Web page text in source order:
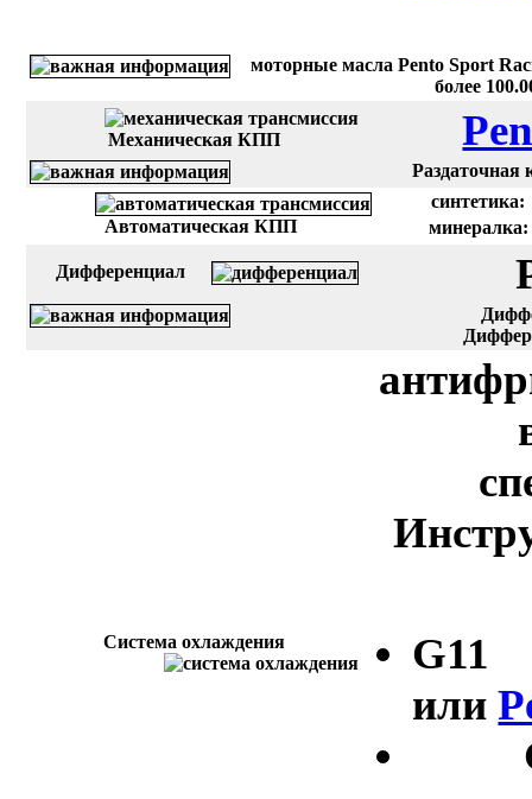
моторные масла Pento Sport
более
Механическая КПП
Раздаточная
Автоматическая КПП
синтетика:
минералка:
Дифференциал
Система охлаждения
или